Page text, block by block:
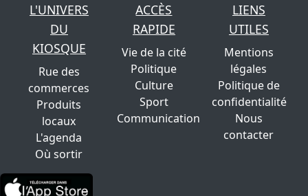
L'UNIVERS
DU
KIOSQUE
Rue des
commerces
Produits
locaux
L'agenda
Où sortir
ACCÈS
RAPIDE
Vie de la cité
Politique
Culture
Sport
Communication
LIENS
UTILES
Mentions
légales
Politique de
confidentialité
Nous
contacter